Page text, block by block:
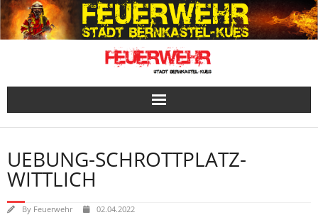
Skip
to
content
UEBUNG-SCHROTTPLATZ-
WITTLICH
By Feuerwehr 02.04.2022